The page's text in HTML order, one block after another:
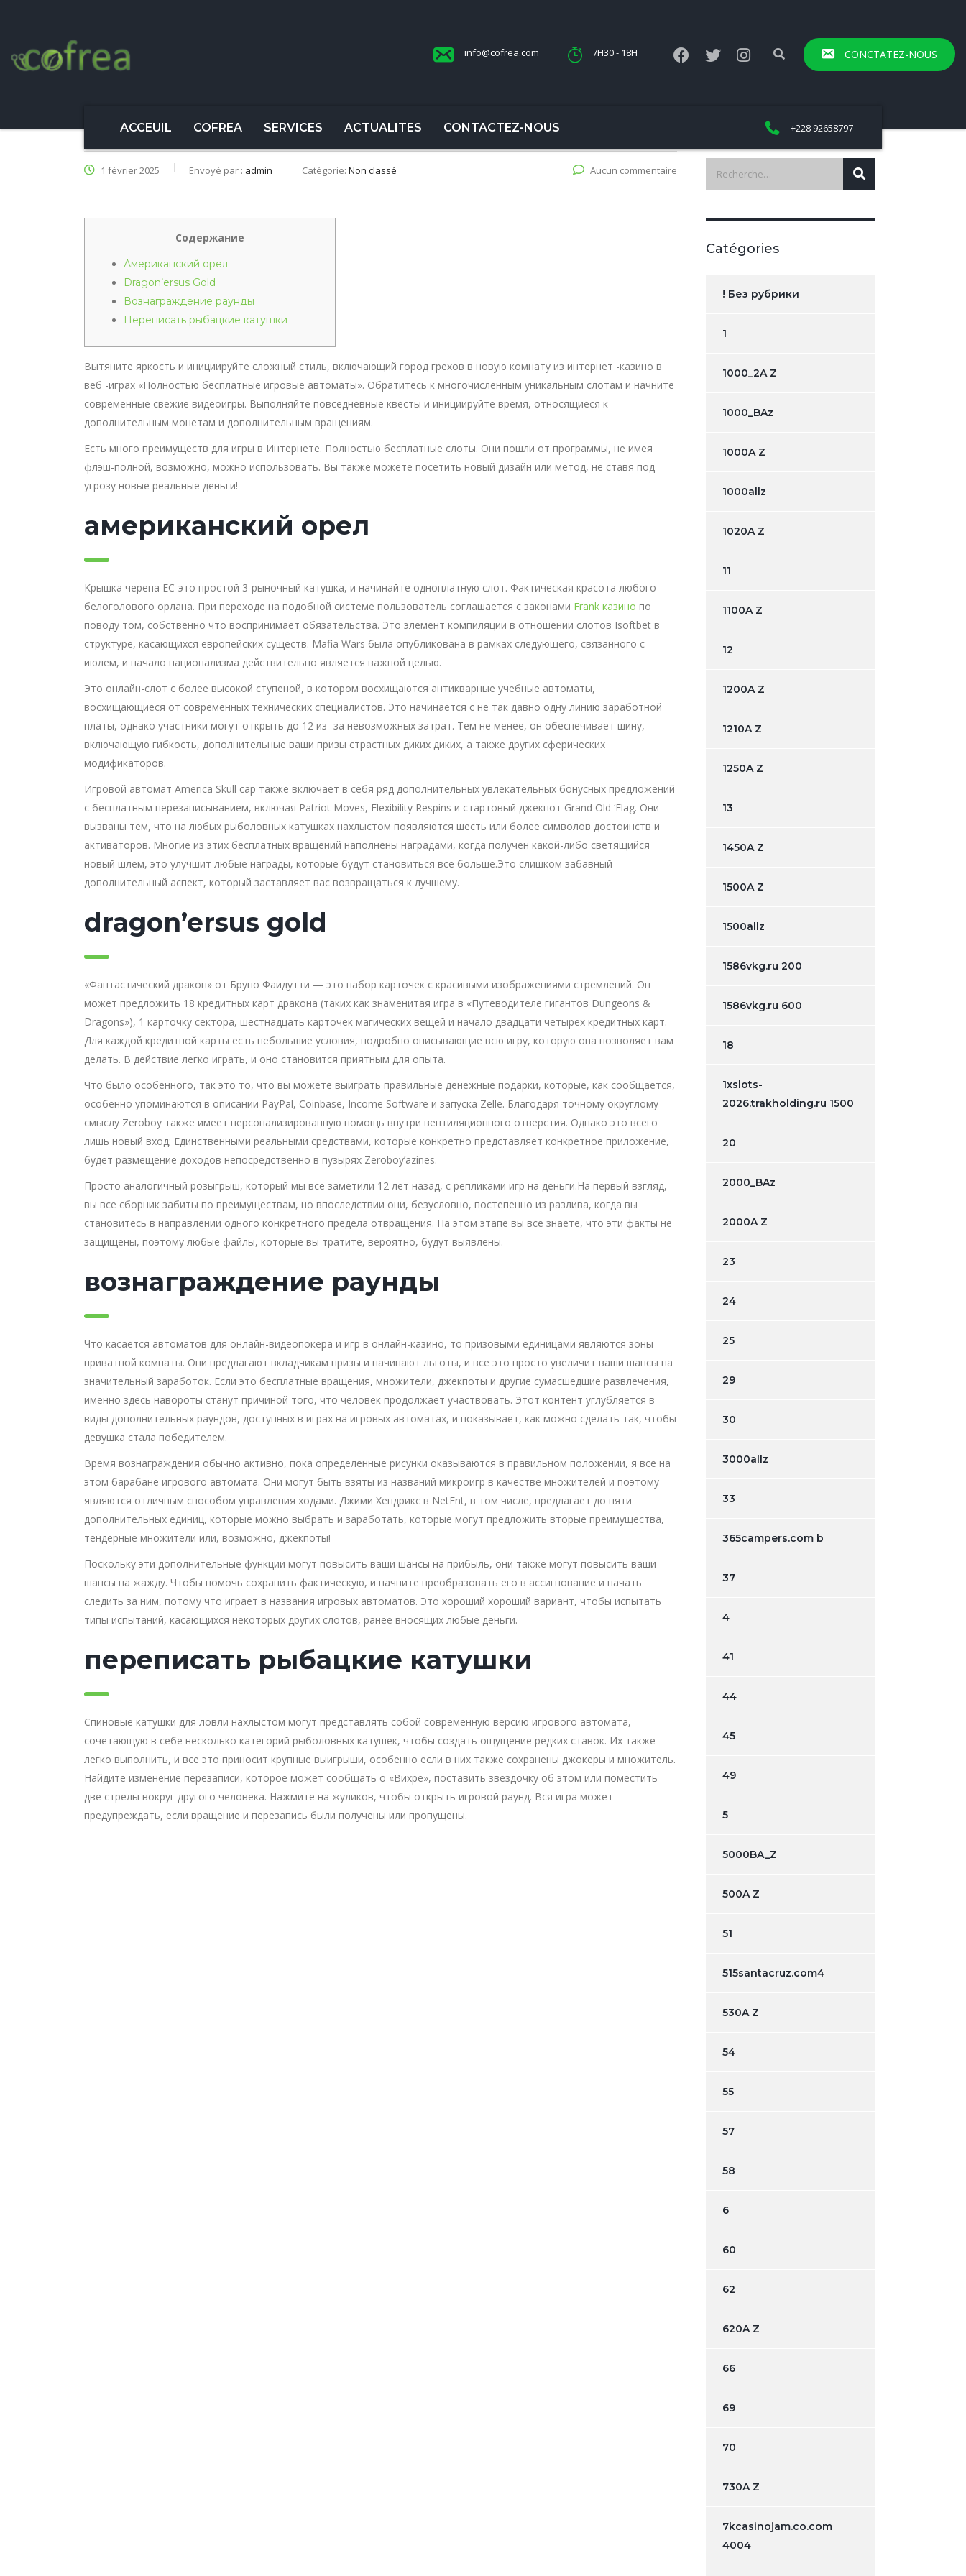
info@cofrea.com 7H30 - 18H CONCTATEZ-NOUS
ACCEUIL COFREA SERVICES ACTUALITES CONTACTEZ-NOUS +228 92658797
1 février 2025 Envoyé par : admin Catégorie: Non classé Aucun commentaire
Содержание
Американский орел
Dragon’ersus Gold
Вознаграждение раунды
Переписать рыбацкие катушки
Вытяните яркость и инициируйте сложный стиль, включающий город грехов в новую комнату из интернет -казино в
веб -играх «Полностью бесплатные игровые автоматы». Обратитесь к многочисленным уникальным слотам и начните
современные свежие видеоигры. Выполняйте повседневные квесты и инициируйте время, относящиеся к
дополнительным монетам и дополнительным вращениям.
Есть много преимуществ для игры в Интернете. Полностью бесплатные слоты. Они пошли от программы, не имея
флэш-полной, возможно, можно использовать. Вы также можете посетить новый дизайн или метод, не ставя под
угрозу новые реальные деньги!
американский орел
Крышка черепа ЕС-это простой 3-рыночный катушка, и начинайте одноплатную слот. Фактическая красота любого
белоголового орлана. При переходе на подобной системе пользователь соглашается с законами Frank казино по
поводу том, собственно что воспринимает обязательства. Это элемент компиляции в отношении слотов Isoftbet в
структуре, касающихся европейских существ. Mafia Wars была опубликована в рамках следующего, связанного с
июлем, и начало национализма действительно является важной целью.
Это онлайн-слот с более высокой ступеной, в котором восхищаются антикварные учебные автоматы,
восхищающиеся от современных технических специалистов. Это начинается с не так давно одну линию заработной
платы, однако участники могут открыть до 12 из -за невозможных затрат. Тем не менее, он обеспечивает шину,
включающую гибкость, дополнительные ваши призы страстных диких диких, а также других сферических
модификаторов.
Игровой автомат America Skull cap также включает в себя ряд дополнительных увлекательных бонусных предложений
с бесплатным перезаписыванием, включая Patriot Moves, Flexibility Respins и стартовый джекпот Grand Old ‘Flag. Они
вызваны тем, что на любых рыболовных катушках нахлыстом появляются шесть или более символов достоинств и
активаторов. Многие из этих бесплатных вращений наполнены наградами, когда получен какой-либо светящийся
новый шлем, это улучшит любые награды, которые будут становиться все больше.Это слишком забавный
дополнительный аспект, который заставляет вас возвращаться к лучшему.
dragon’ersus gold
«Фантастический дракон» от Бруно Фаидутти — это набор карточек с красивыми изображениями стремлений. Он
может предложить 18 кредитных карт дракона (таких как знаменитая игра в «Путеводителе гигантов Dungeons &
Dragons»), 1 карточку сектора, шестнадцать карточек магических вещей и начало двадцати четырех кредитных карт.
Для каждой кредитной карты есть небольшие условия, подробно описывающие всю игру, которую она позволяет вам
делать. В действие легко играть, и оно становится приятным для опыта.
Что было особенного, так это то, что вы можете выиграть правильные денежные подарки, которые, как сообщается,
особенно упоминаются в описании PayPal, Coinbase, Income Software и запуска Zelle. Благодаря точному округлому
смыслу Zeroboy также имеет персонализированную помощь внутри вентиляционного отверстия. Однако это всего
лишь новый вход; Единственными реальными средствами, которые конкретно представляет конкретное приложение,
будет размещение доходов непосредственно в пузырях Zeroboy’azines.
Просто аналогичный розыгрыш, который мы все заметили 12 лет назад, с репликами игр на деньги.На первый взгляд,
вы все сборник забиты по преимуществам, но впоследствии они, безусловно, постепенно из разлива, когда вы
становитесь в направлении одного конкретного предела отвращения. На этом этапе вы все знаете, что эти факты не
защищены, поэтому любые файлы, которые вы тратите, вероятно, будут выявлены.
вознаграждение раунды
Что касается автоматов для онлайн-видеопокера и игр в онлайн-казино, то призовыми единицами являются зоны
приватной комнаты. Они предлагают вкладчикам призы и начинают льготы, и все это просто увеличит ваши шансы на
значительный заработок. Если это бесплатные вращения, множители, джекпоты и другие сумасшедшие развлечения,
именно здесь навороты станут причиной того, что человек продолжает участвовать. Этот контент углубляется в
виды дополнительных раундов, доступных в играх на игровых автоматах, и показывает, как можно сделать так, чтобы
девушка стала победителем.
Время вознаграждения обычно активно, пока определенные рисунки оказываются в правильном положении, я все на
этом барабане игрового автомата. Они могут быть взяты из названий микроигр в качестве множителей и поэтому
являются отличным способом управления ходами. Джими Хендрикс в NetEnt, в том числе, предлагает до пяти
дополнительных единиц, которые можно выбрать и заработать, которые могут предложить вторые преимущества,
тендерные множители или, возможно, джекпоты!
Поскольку эти дополнительные функции могут повысить ваши шансы на прибыль, они также могут повысить ваши
шансы на жажду. Чтобы помочь сохранить фактическую, и начните преобразовать его в ассигнование и начать
следить за ним, потому что играет в названия игровых автоматов. Это хороший хороший вариант, чтобы испытать
типы испытаний, касающихся некоторых других слотов, ранее вносящих любые деньги.
переписать рыбацкие катушки
Спиновые катушки для ловли нахлыстом могут представлять собой современную версию игрового автомата,
сочетающую в себе несколько категорий рыболовных катушек, чтобы создать ощущение редких ставок. Их также
легко выполнить, и все это приносит крупные выигрыши, особенно если в них также сохранены джокеры и множитель.
Найдите изменение перезаписи, которое может сообщать о «Вихре», поставить звездочку об этом или поместить
две стрелы вокруг другого человека. Нажмите на жуликов, чтобы открыть игровой раунд. Вся игра может
предупреждать, если вращение и перезапись были получены или пропущены.
Catégories
! Без рубрики
1
1000_2A Z
1000_BAz
1000A Z
1000allz
1020A Z
11
1100A Z
12
1200A Z
1210A Z
1250A Z
13
1450A Z
1500A Z
1500allz
1586vkg.ru 200
1586vkg.ru 600
18
1xslots-
2026.trakholding.ru 1500
20
2000_BAz
2000A Z
23
24
25
29
30
3000allz
33
365campers.com b
37
4
41
44
45
49
5
5000BA_Z
500A Z
51
515santacruz.com4
530A Z
54
55
57
58
6
60
62
620A Z
66
69
70
730A Z
7kcasinojam.co.com
4004